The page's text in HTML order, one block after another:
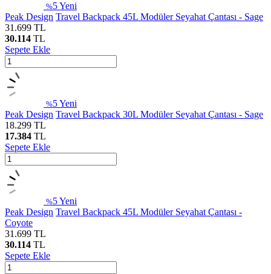
%5Yeni
Peak Design Travel Backpack 45L Modüler Seyahat Çantası - Sage
31.699 TL
30.114 TL
Sepete Ekle
%5Yeni
Peak Design Travel Backpack 30L Modüler Seyahat Çantası - Sage
18.299 TL
17.384 TL
Sepete Ekle
%5Yeni
Peak Design Travel Backpack 45L Modüler Seyahat Çantası -
Coyote
31.699 TL
30.114 TL
Sepete Ekle